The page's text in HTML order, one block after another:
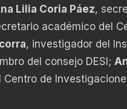
Lilia Coria Páez,
académico del
, investigador del
del consejo DESI;
Centro de